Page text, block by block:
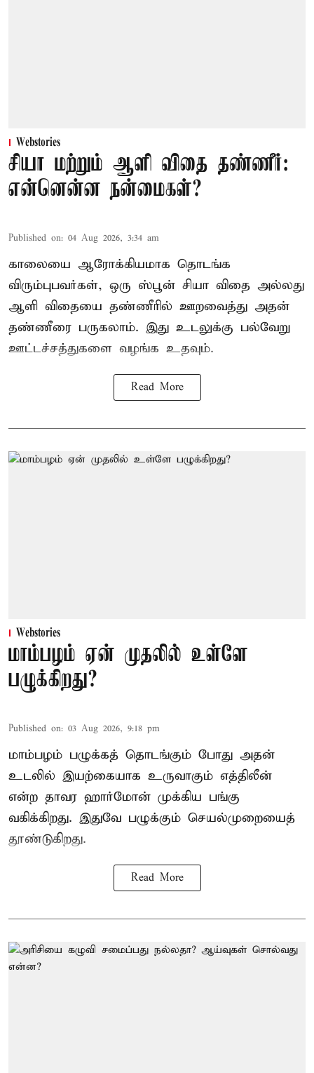
Webstories
சியா மற்றும் ஆளி விதை தண்ணீர்:
என்னென்ன நன்மைகள்?
Published on: 04 Aug 2026, 3:34 am
காலையை ஆரோக்கியமாக தொடங்க
விரும்புபவர்கள், ஒரு ஸ்பூன் சியா விதை அல்லது
ஆளி விதையை தண்ணீரில் ஊறவைத்து அதன்
தண்ணீரை பருகலாம். இது உடலுக்கு பல்வேறு
ஊட்டச்சத்துகளை வழங்க உதவும்.
Read More
Webstories
மாம்பழம் ஏன் முதலில் உள்ளே
பழுக்கிறது?
Published on: 03 Aug 2026, 9:18 pm
மாம்பழம் பழுக்கத் தொடங்கும் போது அதன்
உடலில் இயற்கையாக உருவாகும் எத்திலீன்
என்ற தாவர ஹார்மோன் முக்கிய பங்கு
வகிக்கிறது. இதுவே பழுக்கும் செயல்முறையைத்
தூண்டுகிறது.
Read More